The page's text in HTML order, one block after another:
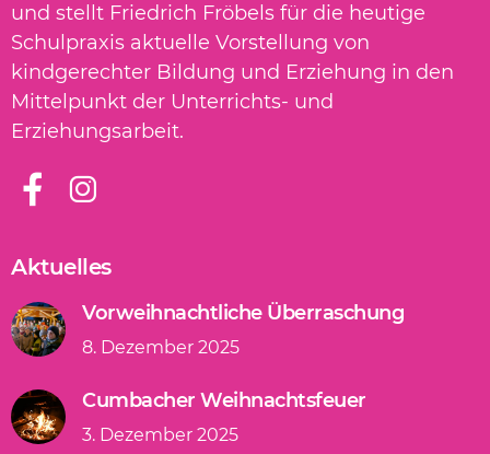
und stellt Friedrich Fröbels für die heutige
Schulpraxis aktuelle Vorstellung von
kindgerechter Bildung und Erziehung in den
Mittelpunkt der Unterrichts- und
Erziehungsarbeit.
Aktuelles
Vorweihnachtliche Überraschung
8. Dezember 2025
Cumbacher Weihnachtsfeuer
3. Dezember 2025